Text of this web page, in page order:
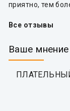
приятно, тем
Все отзывы
Ваше мнение